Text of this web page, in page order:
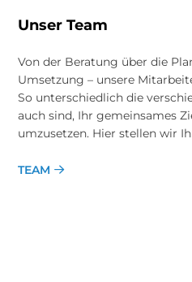
Unser Team
Von der Beratung über die
Umsetzung – unsere
So unterschiedlich die
auch sind, Ihr gemeinsames
umzusetzen. Hier stellen wir
TEAM